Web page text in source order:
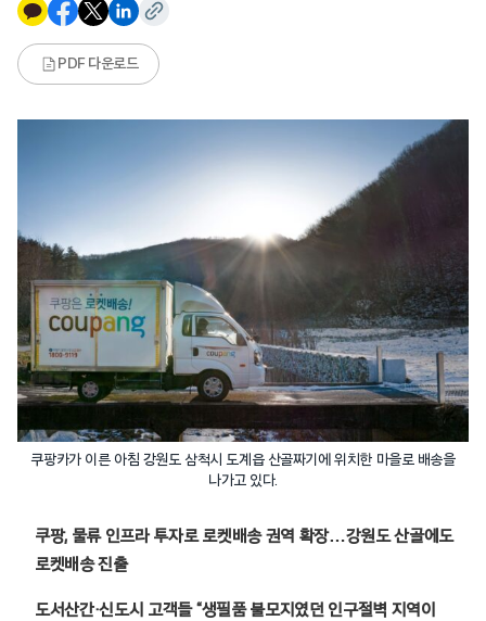
PDF 다운로드
쿠팡카가 이른 아침 강원도 삼척시 도계읍 산골짜기에 위치한 마을로 배송을
나가고 있다.
쿠팡, 물류 인프라 투자로 로켓배송 권역 확장…강원도 산골에도
로켓배송 진출
도서산간·신도시 고객들 “생필품 불모지였던 인구절벽 지역이